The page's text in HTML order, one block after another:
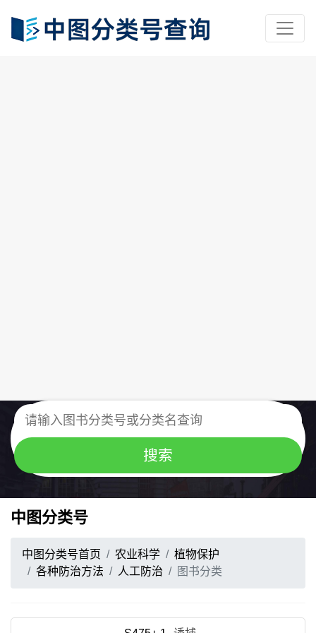
中图分类号
中图分类号首页 农业科学
植物保护
各种防治方法
人工防治 图书分类